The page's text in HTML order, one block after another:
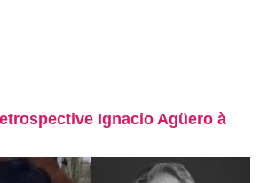
Ignacio Agüero à